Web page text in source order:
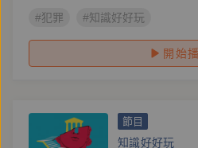
#犯罪 #知識好好玩
開始
節目
知識好好玩